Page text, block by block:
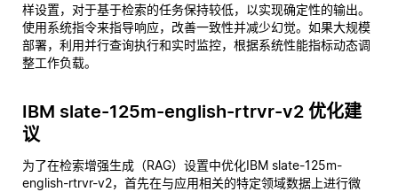
样设置，对于基于检索的任务保持较低，以实现确定性的输出。
使用系统指令来指导响应，改善一致性并减少幻觉。如果大规模
部署，利用并行查询执行和实时监控，根据系统性能指标动态调
整工作负载。
IBM slate-125m-english-rtrvr-v2 优化建
议
为了在检索增强生成（RAG）设置中优化IBM slate-125m-
english-rtrvr-v2，首先在与应用相关的特定领域数据上进行微